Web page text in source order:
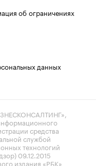
об ограничениях
данных
средства
службой
технологий
09.12.2015
издания «РБК»